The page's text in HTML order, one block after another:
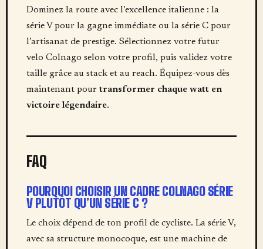
Dominez la route avec l’excellence italienne : la
série V pour la gagne immédiate ou la série C pour
l’artisanat de prestige. Sélectionnez votre futur
velo Colnago selon votre profil, puis validez votre
taille grâce au stack et au reach. Équipez-vous dès
maintenant pour transformer chaque watt en
victoire légendaire.
FAQ
POURQUOI CHOISIR UN CADRE COLNAGO SÉRIE
V PLUTÔT QU’UN SÉRIE C ?
Le choix dépend de ton profil de cycliste. La série V,
avec sa structure monocoque, est une machine de